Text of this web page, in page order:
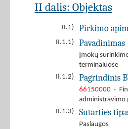
II dalis: Objektas
II.1) Pirkimo
II.1.1) Pavadinimas
Įmokų
terminaluose
II.1.2)
Pagrindinis
66150000 -
administravimo
II.1.3)
Sutarties
Paslaugos